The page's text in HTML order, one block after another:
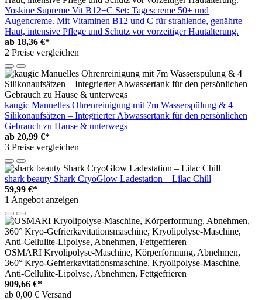
Yoskine Supreme Vit B12+C Set: Tagescreme 50+ und
Augencreme. Mit Vitaminen B12 und C für strahlende, genährte
Haut, intensive Pflege und Schutz vor vorzeitiger Hautalterung.
ab 18,36 €*
2 Preise vergleichen
kaugic Manuelles Ohrenreinigung mit 7m Wasserspülung & 4
Silikonaufsätzen – Integrierter Abwassertank für den persönlichen
Gebrauch zu Hause & unterwegs
ab 20,99 €*
3 Preise vergleichen
shark beauty Shark CryoGlow Ladestation – Lilac Chill
59,99 €*
1 Angebot anzeigen
OSMARI Kryolipolyse-Maschine, Körperformung, Abnehmen,
360° Kryo-Gefrierkavitationsmaschine, Kryolipolyse-Maschine,
Anti-Cellulite-Lipolyse, Abnehmen, Fettgefrieren
909,66 €*
ab 0,00 € Versand